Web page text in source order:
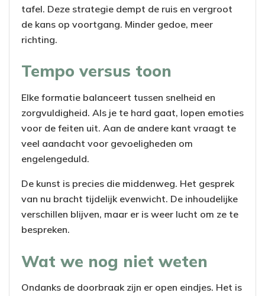
tafel. Deze strategie dempt de ruis en vergroot
de kans op voortgang. Minder gedoe, meer
richting.
Tempo versus toon
Elke formatie balanceert tussen snelheid en
zorgvuldigheid. Als je te hard gaat, lopen emoties
voor de feiten uit. Aan de andere kant vraagt te
veel aandacht voor gevoeligheden om
engelengeduld.
De kunst is precies die middenweg. Het gesprek
van nu bracht tijdelijk evenwicht. De inhoudelijke
verschillen blijven, maar er is weer lucht om ze te
bespreken.
Wat we nog niet weten
Ondanks de doorbraak zijn er open eindjes. Het is